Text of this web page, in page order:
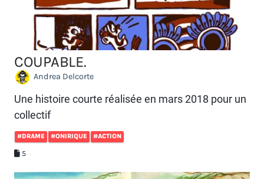
COUPABLE.
Andrea Delcorte
Une histoire courte réalisée en mars 2018 pour un
collectif
#DRAME #ONIRIQUE #ACTION
5